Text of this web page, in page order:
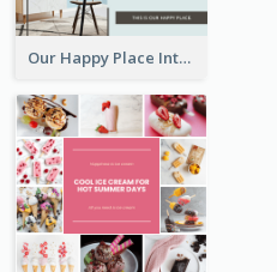
Our Happy Place Interior Photo Collage